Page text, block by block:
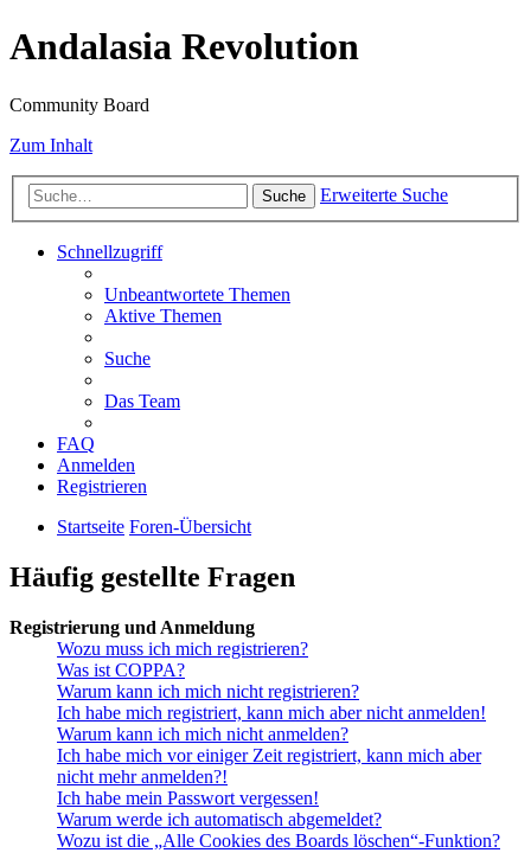
Andalasia Revolution
Community Board
Zum Inhalt
Suche Erweiterte Suche
Schnellzugriff
Unbeantwortete Themen
Aktive Themen
Suche
Das Team
FAQ
Anmelden
Registrieren
Startseite Foren-Übersicht
Häufig gestellte Fragen
Registrierung und Anmeldung
Wozu muss ich mich registrieren?
Was ist COPPA?
Warum kann ich mich nicht registrieren?
Ich habe mich registriert, kann mich aber nicht anmelden!
Warum kann ich mich nicht anmelden?
Ich habe mich vor einiger Zeit registriert, kann mich aber
nicht mehr anmelden?!
Ich habe mein Passwort vergessen!
Warum werde ich automatisch abgemeldet?
Wozu ist die „Alle Cookies des Boards löschen“-Funktion?